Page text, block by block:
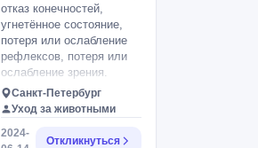
отказ конечностей,
угнетённое состояние,
потеря или ослабление
рефлексов, потеря или
ослабление зрения.
Санкт-Петербург
Уход за животными
2024-
Откликнуться